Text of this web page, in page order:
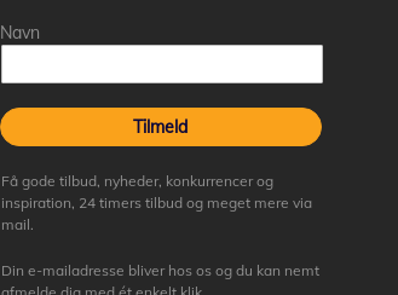
Navn
Tilmeld
Få gode tilbud, nyheder, konkurrencer og
inspiration, 24 timers tilbud og meget mere via
mail.
Din e-mailadresse bliver hos os og du kan nemt